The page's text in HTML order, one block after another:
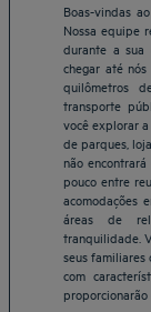
Boas-vindas
Nossa equipe
durante a sua
chegar até
quilômetros
transporte
você explorar
de parques,
não
pouco entre
acomodações
áreas de
tranquilidade.
seus familiares
com
proporcionarão
Belo Horizonte Hotéis
Brasília Hotéis
Braga Hotéis
Fortaleza Hotéis
Natal Hotéis